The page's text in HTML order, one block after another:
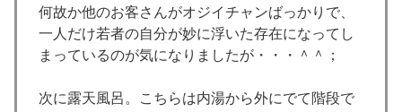
何故か他のお客さんがオジイチャンばっかりで、
一人だけ若者の自分が妙に浮いた存在になってし
まっているのが気になりましたが・・・＾＾；
次に露天風呂。こちらは内湯から外にでて階段で